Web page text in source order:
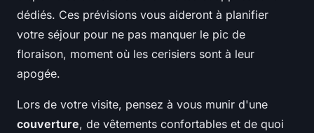
dédiés. Ces prévisions vous aideront à planifier
votre séjour pour ne pas manquer le pic de
floraison, moment où les cerisiers sont à leur
apogée.
Lors de votre visite, pensez à vous munir d'une
couverture, de vêtements confortables et de quoi